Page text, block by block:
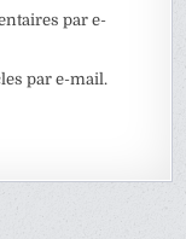
par e-
par e-mail.